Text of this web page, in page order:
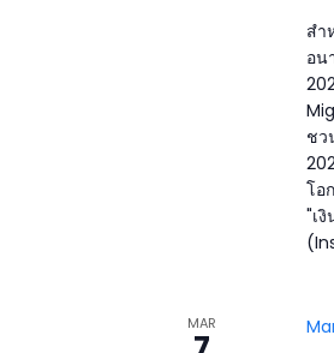
สำ
อน
ชว
โอ
"เ
MAR